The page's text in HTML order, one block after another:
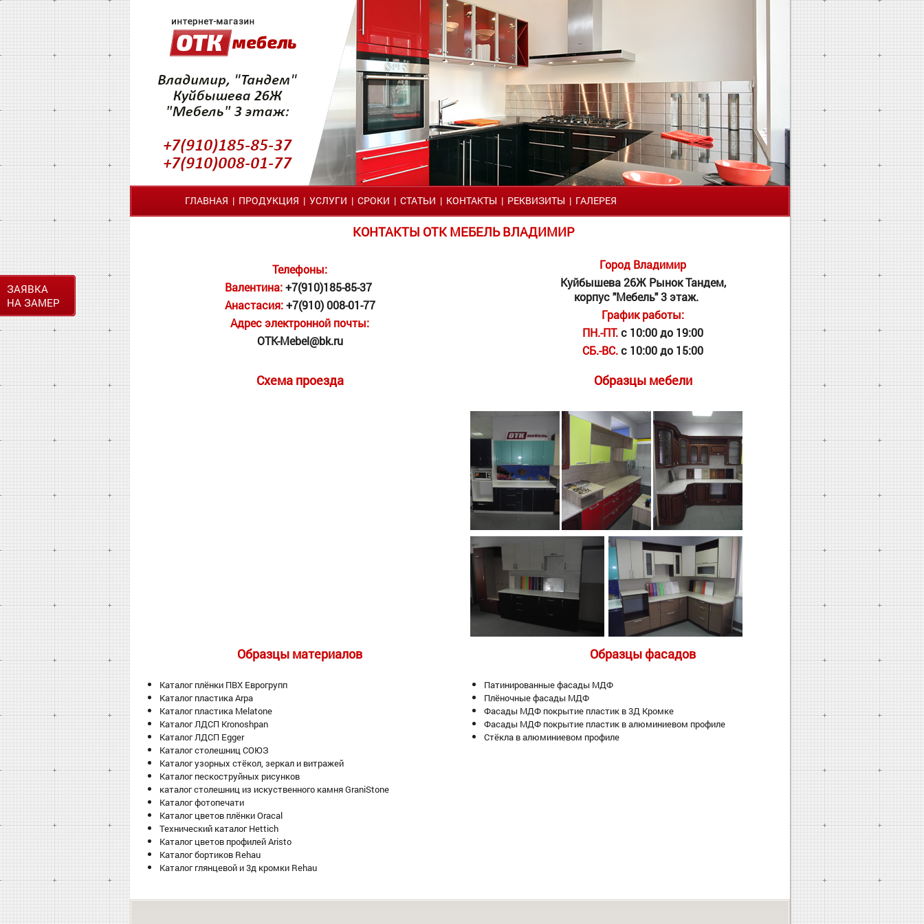
ЗАЯВКА
НА ЗАМЕР
ГЛАВНАЯ | ПРОДУКЦИЯ | УСЛУГИ | СРОКИ | СТАТЬИ | КОНТАКТЫ | РЕКВИЗИТЫ | ГАЛЕРЕЯ
КОНТАКТЫ ОТК МЕБЕЛЬ ВЛАДИМИР
Телефоны:
Валентина:+7(910)185-85-37
Анастасия:+7(910) 008-01-77
Адрес электронной почты:
OTK-Mebel@bk.ru
Город Владимир
Куйбышева 26Ж Рынок Тандем,
корпус "Мебель" 3 этаж.
График работы:
ПН.-ПТ.с 10:00 до 19:00
СБ.-ВС.с 10:00 до 15:00
Схема проезда Образцы мебели
Образцы материалов Образцы фасадов
Каталог плёнки ПВХ Еврогрупп
Каталог пластика Arpa
Каталог пластика Melatone
Каталог ЛДСП Kronoshpan
Каталог ЛДСП Egger
Каталог столешниц СОЮЗ
Каталог узорных стёкол, зеркал и витражей
Каталог пескоструйных рисунков
каталог столешниц из искуственного камня GraniStone
Каталог фотопечати
Каталог цветов плёнки Oracal
Технический каталог Hettich
Каталог цветов профилей Aristo
Каталог бортиков Rehau
Каталог глянцевой и 3д кромки Rehau
Патинированные фасады МДФ
Плёночные фасады МДФ
Фасады МДФ покрытие пластик в 3Д Кромке
Фасады МДФ покрытие пластик в алюминиевом профиле
Стёкла в алюминиевом профиле